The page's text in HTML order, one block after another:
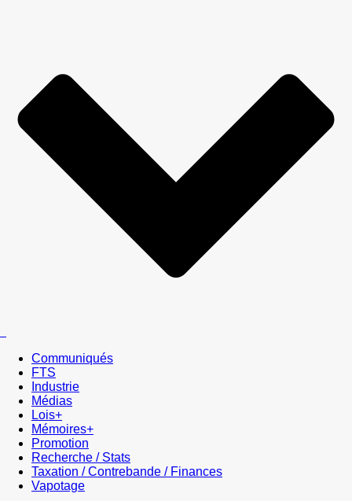
Communiqués
FTS
Industrie
Médias
Lois+
Mémoires+
Promotion
Recherche / Stats
Taxation / Contrebande / Finances
Vapotage